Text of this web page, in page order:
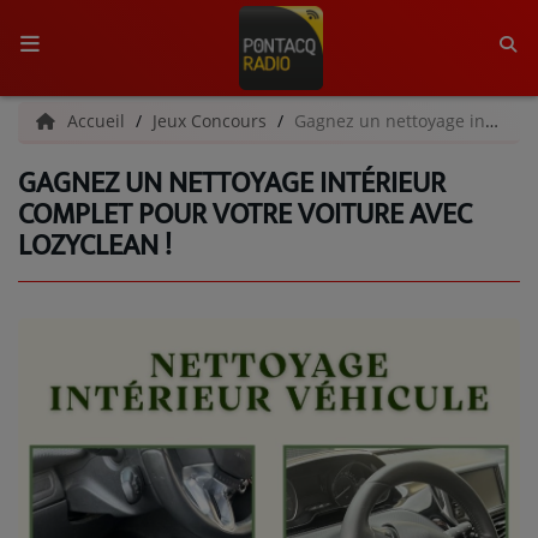
ACCUEIL
RADIO
QUI SOMMES-NOUS ?
L'ÉQUIPE
C'ÉTAIT QUOI CE TITRE ?
MÉDIAS
PODCASTS - SAISON 2026/2027
Accueil Jeux Concours Gagnez un nettoyage intérieur complet pour votre voiture avec LozyClean !
GAGNEZ UN NETTOYAGE INTÉRIEUR
COMPLET POUR VOTRE VOITURE AVEC
LOZYCLEAN !